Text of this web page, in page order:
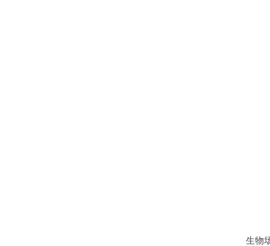
生物